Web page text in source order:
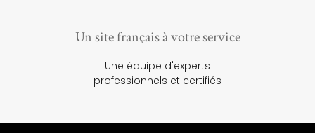
Un site français à votre service
Une équipe d'experts
professionnels et certifiés